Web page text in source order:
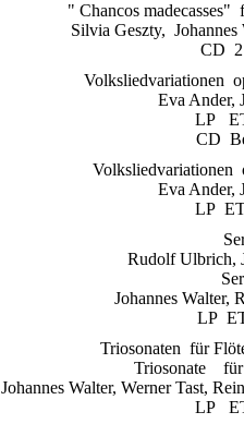
" Chancos
Silvia Geszty,
CD
Volksliedvariationen
Eva Ander,
LP
CD
Eva Ander,
LP
Rudolf Ulbrich,
Johannes Walter,
LP
Triosonaten für
Triosonate
Johannes Walter, Werner Tast,
LP